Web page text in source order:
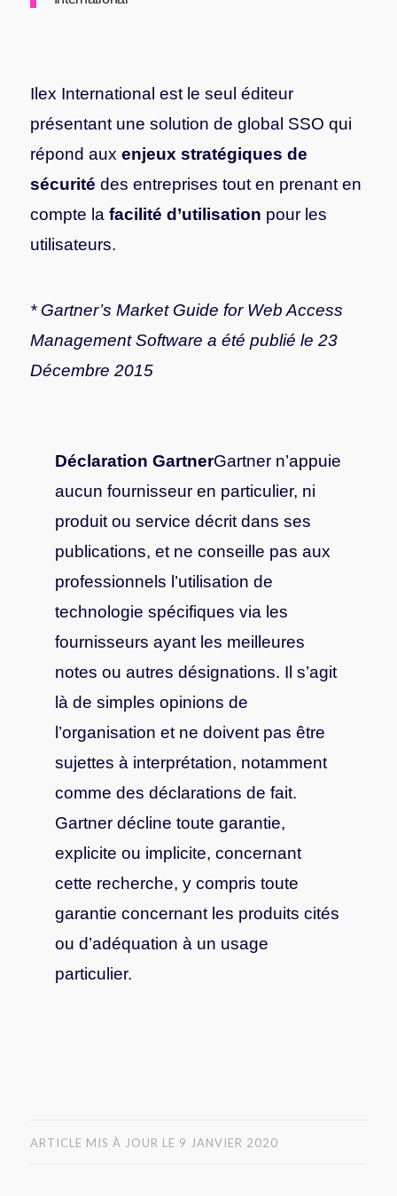
Ilex International est le seul éditeur
présentant une solution de global SSO qui
répond aux enjeux stratégiques de
sécurité des entreprises tout en prenant en
compte la facilité d’utilisation pour les
utilisateurs.
* Gartner’s Market Guide for Web Access
Management Software a été publié le 23
Décembre 2015
Déclaration GartnerGartner n’appuie
aucun fournisseur en particulier, ni
produit ou service décrit dans ses
publications, et ne conseille pas aux
professionnels l’utilisation de
technologie spécifiques via les
fournisseurs ayant les meilleures
notes ou autres désignations. Il s’agit
là de simples opinions de
l’organisation et ne doivent pas être
sujettes à interprétation, notamment
comme des déclarations de fait.
Gartner décline toute garantie,
explicite ou implicite, concernant
cette recherche, y compris toute
garantie concernant les produits cités
ou d’adéquation à un usage
particulier.
ARTICLE MIS À JOUR LE 9 JANVIER 2020